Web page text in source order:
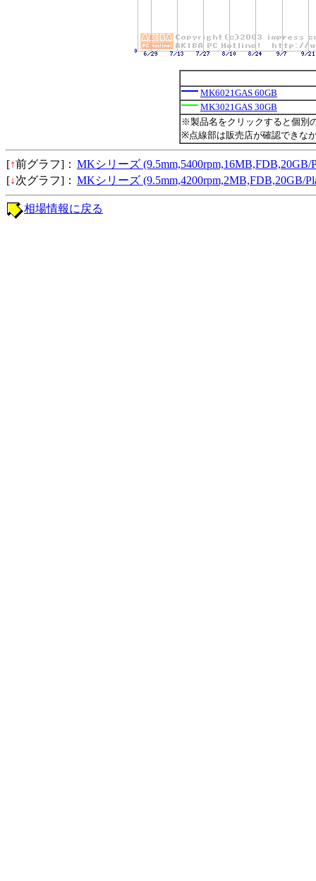
MK6021GAS 60GB
MK3021GAS 30GB
※製品名をクリックすると個別
※点線部は販売店が確認できな
[↑前グラフ]： MKシリーズ (9.5mm,5400rpm,16MB,FDB,20GB/
[↓次グラフ]： MKシリーズ (9.5mm,4200rpm,2MB,FDB,20GB/
相場情報に戻る